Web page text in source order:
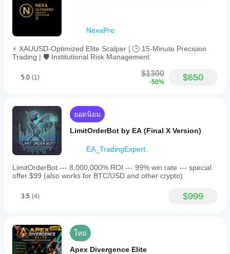
and
maximum
equity
of
3.01%.
It
for
risk
control
and
low
drawdown,
including
firm
traders.
external
dependencies
access
are
required.
NexaPro
⚡ XAUUSD-Optimized Elite Scalper | 🕒 15-Minute Precision
Trading | 🛡️ Institutional Risk Management
5.0 (1) $1300
-50% $650
ยอดนิยม
LimitOrderBot by EA (Final X Version)
EA_TradingExpert
LimitOrderBot --- 8,000,000% ROI --- 99% win rate --- special
offer $99 (also works for BTC/USD and other crypto)
3.5 (4) $999
ใหม่
Apex Divergence Elite